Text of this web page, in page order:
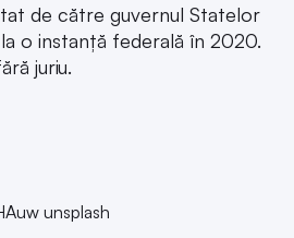
de către guvernul Statelor
o instanță federală în 2020.
juriu.